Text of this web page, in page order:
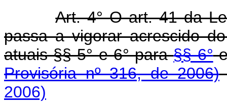
Art. 4° O art. 41 da
passa a vigorar acrescido
atuais §§ 5° e 6° para§§ 6°
Provisória nº 316, de 2006)
2006)